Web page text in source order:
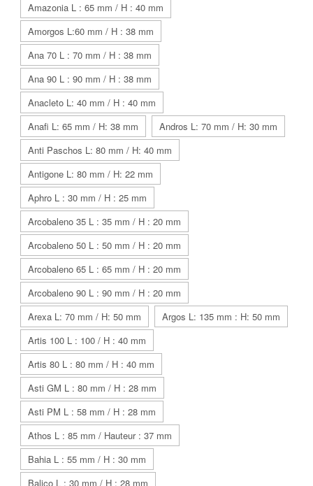
Amazonia L : 65 mm / H : 40 mm
Amorgos L:60 mm / H : 38 mm
Ana 70 L : 70 mm / H : 38 mm
Ana 90 L : 90 mm / H : 38 mm
Anacleto L: 40 mm / H : 40 mm
Anafi L: 65 mm / H: 38 mm
Andros L: 70 mm / H: 30 mm
Anti Paschos L: 80 mm / H: 40 mm
Antigone L: 80 mm / H: 22 mm
Aphro L : 30 mm / H : 25 mm
Arcobaleno 35 L : 35 mm / H : 20 mm
Arcobaleno 50 L : 50 mm / H : 20 mm
Arcobaleno 65 L : 65 mm / H : 20 mm
Arcobaleno 90 L : 90 mm / H : 20 mm
Arexa L: 70 mm / H: 50 mm
Argos L: 135 mm : H: 50 mm
Artis 100 L : 100 / H : 40 mm
Artis 80 L : 80 mm / H : 40 mm
Asti GM L : 80 mm / H : 28 mm
Asti PM L : 58 mm / H : 28 mm
Athos L : 85 mm / Hauteur : 37 mm
Bahia L : 55 mm / H : 30 mm
Balico L : 30 mm / H : 28 mm